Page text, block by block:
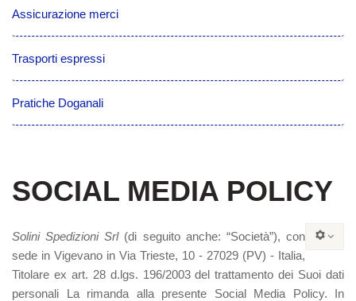
Assicurazione merci
Trasporti espressi
Pratiche Doganali
SOCIAL MEDIA POLICY
Solini Spedizioni Srl (di seguito anche: “Società”), con
sede in Vigevano in Via Trieste, 10 - 27029 (PV) ‐ Italia,
Titolare ex art. 28 d.lgs. 196/2003 del trattamento dei Suoi dati
personali La rimanda alla presente Social Media Policy. In